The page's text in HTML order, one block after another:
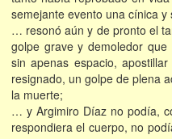
semejante evento una cínica y
… resonó aún y de pronto el
golpe grave y demoledor
sin apenas espacio,
resignado, un golpe de plena
la muerte;
… y Argimiro Díaz no podía,
respondiera el cuerpo, no